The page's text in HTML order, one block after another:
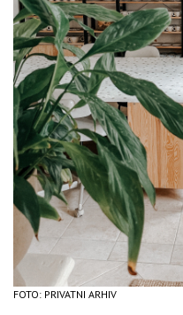
FOTO: PRIVATNI ARHIV